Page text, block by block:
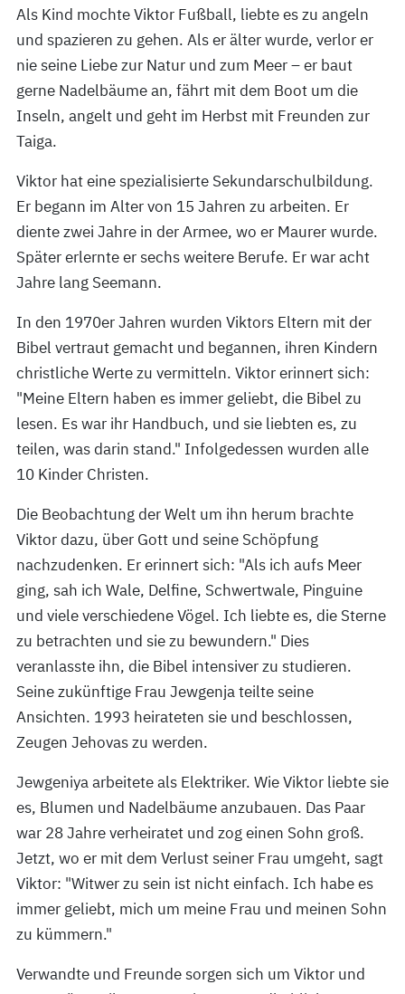
Als Kind mochte Viktor Fußball, liebte es zu angeln
und spazieren zu gehen. Als er älter wurde, verlor er
nie seine Liebe zur Natur und zum Meer – er baut
gerne Nadelbäume an, fährt mit dem Boot um die
Inseln, angelt und geht im Herbst mit Freunden zur
Taiga.
Viktor hat eine spezialisierte Sekundarschulbildung.
Er begann im Alter von 15 Jahren zu arbeiten. Er
diente zwei Jahre in der Armee, wo er Maurer wurde.
Später erlernte er sechs weitere Berufe. Er war acht
Jahre lang Seemann.
In den 1970er Jahren wurden Viktors Eltern mit der
Bibel vertraut gemacht und begannen, ihren Kindern
christliche Werte zu vermitteln. Viktor erinnert sich:
"Meine Eltern haben es immer geliebt, die Bibel zu
lesen. Es war ihr Handbuch, und sie liebten es, zu
teilen, was darin stand." Infolgedessen wurden alle
10 Kinder Christen.
Die Beobachtung der Welt um ihn herum brachte
Viktor dazu, über Gott und seine Schöpfung
nachzudenken. Er erinnert sich: "Als ich aufs Meer
ging, sah ich Wale, Delfine, Schwertwale, Pinguine
und viele verschiedene Vögel. Ich liebte es, die Sterne
zu betrachten und sie zu bewundern." Dies
veranlasste ihn, die Bibel intensiver zu studieren.
Seine zukünftige Frau Jewgenja teilte seine
Ansichten. 1993 heirateten sie und beschlossen,
Zeugen Jehovas zu werden.
Jewgeniya arbeitete als Elektriker. Wie Viktor liebte sie
es, Blumen und Nadelbäume anzubauen. Das Paar
war 28 Jahre verheiratet und zog einen Sohn groß.
Jetzt, wo er mit dem Verlust seiner Frau umgeht, sagt
Viktor: "Witwer zu sein ist nicht einfach. Ich habe es
immer geliebt, mich um meine Frau und meinen Sohn
zu kümmern."
Verwandte und Freunde sorgen sich um Viktor und